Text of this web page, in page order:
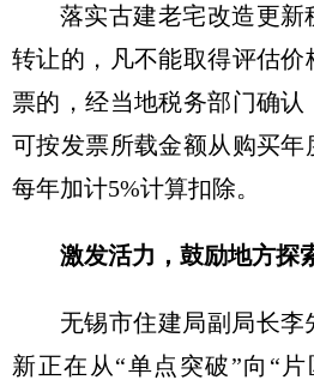
落实古建老宅改造更
转让的，凡不能取得评估
票的，经当地税务部门确
可按发票所载金额从购买年
每年加计5%计算扣除。
激发活力，鼓励地方探
无锡市住建局副局长
新正在从“单点突破”向“